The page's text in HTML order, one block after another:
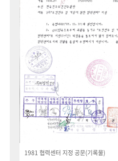
1981 협력센터 지정 공문(기록물)